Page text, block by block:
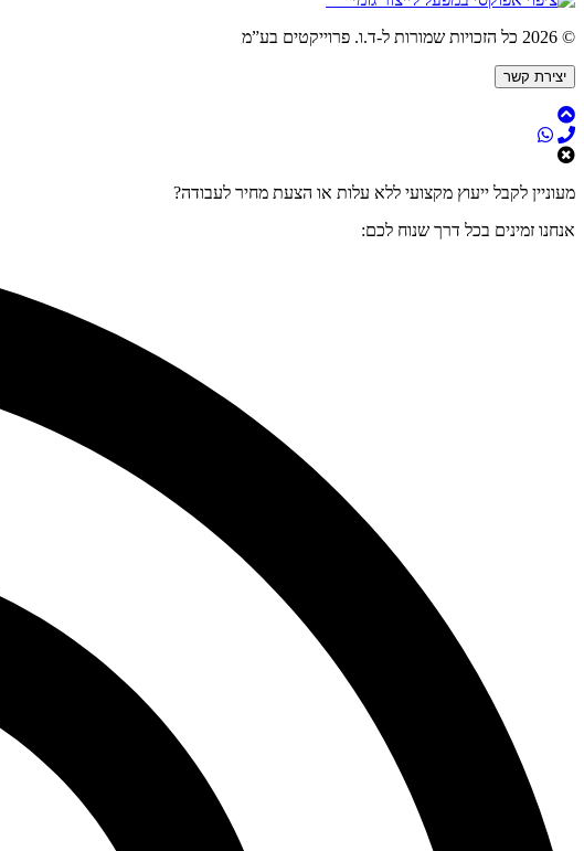
© 2026 כל הזכויות שמורות ל-ד.ו. פרוייקטים בע”מ
יצירת קשר
מעוניין לקבל ייעוץ מקצועי ללא עלות או הצעת מחיר לעבודה?
אנחנו זמינים בכל דרך שנוח לכם: